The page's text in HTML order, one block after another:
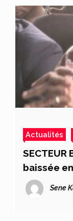
Actualités
SECTEUR
baissée
Sene